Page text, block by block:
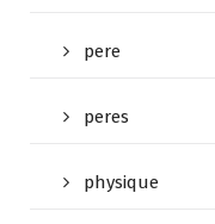
pere
peres
physique